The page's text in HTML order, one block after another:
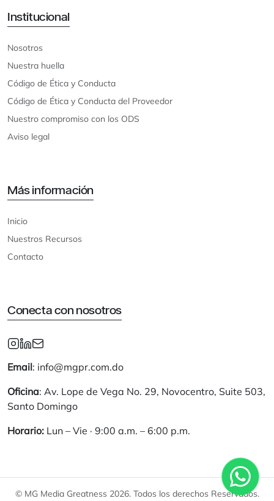
Institucional
Nosotros
Nuestra huella
Código de Ética y Conducta
Código de Ética y Conducta del Proveedor
Nuestro compromiso con los ODS
Aviso legal
Más información
Inicio
Nuestros Recursos
Contacto
Conecta con nosotros
Email: info@mgpr.com.do
Oficina: Av. Lope de Vega No. 29, Novocentro, Suite 503,
Santo Domingo
Horario: Lun – Vie · 9:00 a.m. – 6:00 p.m.
© MG Media Greatness 2026. Todos los derechos Reservados.